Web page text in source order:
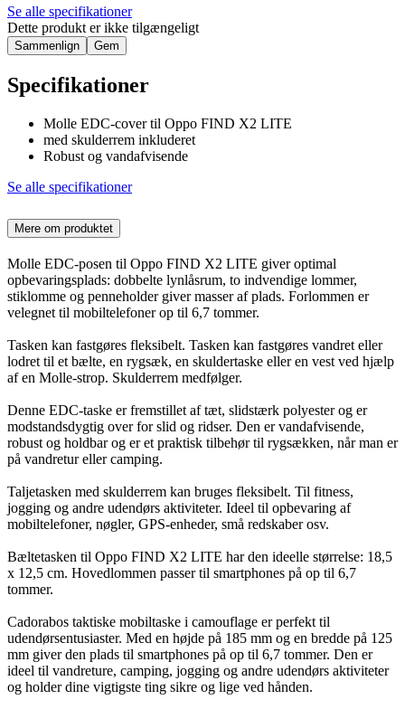
Se alle specifikationer
Dette produkt er ikke tilgængeligt
Sammenlign Gem
Specifikationer
Molle EDC-cover til Oppo FIND X2 LITE
med skulderrem inkluderet
Robust og vandafvisende
Se alle specifikationer
Mere om produktet
Molle EDC-posen til Oppo FIND X2 LITE giver optimal
opbevaringsplads: dobbelte lynlåsrum, to indvendige lommer,
stiklomme og penneholder giver masser af plads. Forlommen er
velegnet til mobiltelefoner op til 6,7 tommer.
Tasken kan fastgøres fleksibelt. Tasken kan fastgøres vandret eller
lodret til et bælte, en rygsæk, en skuldertaske eller en vest ved hjælp
af en Molle-strop. Skulderrem medfølger.
Denne EDC-taske er fremstillet af tæt, slidstærk polyester og er
modstandsdygtig over for slid og ridser. Den er vandafvisende,
robust og holdbar og er et praktisk tilbehør til rygsækken, når man er
på vandretur eller camping.
Taljetasken med skulderrem kan bruges fleksibelt. Til fitness,
jogging og andre udendørs aktiviteter. Ideel til opbevaring af
mobiltelefoner, nøgler, GPS-enheder, små redskaber osv.
Bæltetasken til Oppo FIND X2 LITE har den ideelle størrelse: 18,5
x 12,5 cm. Hovedlommen passer til smartphones på op til 6,7
tommer.
Cadorabos taktiske mobiltaske i camouflage er perfekt til
udendørsentusiaster. Med en højde på 185 mm og en bredde på 125
mm giver den plads til smartphones på op til 6,7 tommer. Den er
ideel til vandreture, camping, jogging og andre udendørs aktiviteter
og holder dine vigtigste ting sikre og lige ved hånden.